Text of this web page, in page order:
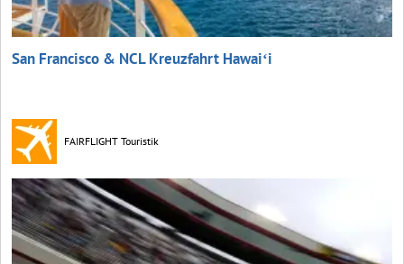
San Francisco & NCL Kreuzfahrt Hawaiʻi
FAIRFLIGHT Touristik